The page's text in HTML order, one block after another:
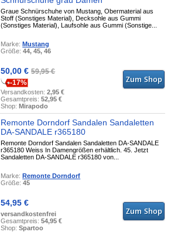
Graue Schnürschuhe von Mustang, Obermaterial aus
Stoff (Sonstiges Material), Decksohle aus Gummi
(Sonstiges Material), Laufsohle aus Gummi (Sonstige...
Marke: Mustang
Größe:44, 45, 46
50,00 €59,95 €
-17%
Versandkosten:2,95 €
Gesamtpreis:52,95 €
Shop: Mirapodo
Remonte Dorndorf Sandalen Sandaletten
DA-SANDALE r365180
Remonte Dorndorf Sandalen Sandaletten DA-SANDALE
r365180 Weiss In Damengrößen erhältlich. 45. Jetzt
Sandaletten DA-SANDALE r365180 von...
Marke: Remonte Dorndorf
Größe:45
54,95 €
versandkostenfrei
Gesamtpreis:54,95 €
Shop:Spartoo